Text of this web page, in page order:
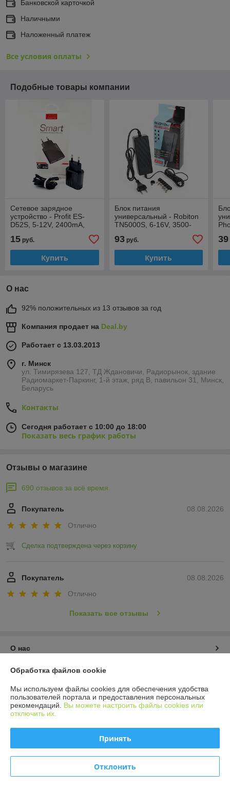
Банковской карточкой
Наличными
Наложенный платеж
Все условия оплаты
Подобные товары компании
Сетевое зарядное
устройство - Profit ES-
D52S, 5-12V, 2400mA,
QC3.0(быстрая зарядка)
+ Type-C кабель
15 руб.
Купить
Блок питания
универсальный - Robiton
TN5000S, 6-16V, 3500-
93руб.
Купить
3/
39
О нас
92% положительных из 13 отзывов за год
Компания продает на Deal.by
Работает с 13.03.2013
г. Минск
ул. Тимирязева 127, ТД Ждановичи, Радиорынок, здание
Радиомаркет-Паркинг, 1-й этаж, ряд В, павильон 31, Минск,
Беларусь
Контакты
Сегодня работает с 10:00 до 18:00
Показать весь график работы
Отзывы о магазине
690 отзывов за всё время
08.08.2026
Покупатель
Отлично
Сделка подтверждена через корзину
08.08.2026
Покупатель
Отлично
Показать все отзывы
О нас
Контакты
Доставка и оплата
Политика обработки cookies
Обработка файлов cookie
Мы используем файлы cookies для обеспечения удобства
пользователей портала и предоставления персональных
рекомендаций. Вы можете настроить файлы cookies или
отключить их.
Принять
Отклонить